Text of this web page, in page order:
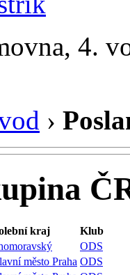
4.
›
kraj
Klub
ODS
město Praha ODS